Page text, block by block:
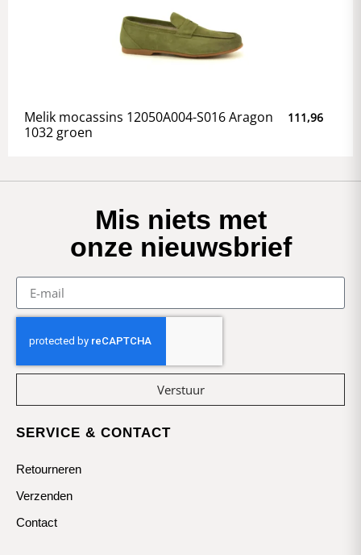
Melik mocassins 12050A004-S016 Aragon
1032 groen
111,96
Mis niets met
onze nieuwsbrief
Verstuur
SERVICE & CONTACT
Retourneren
Verzenden
Contact